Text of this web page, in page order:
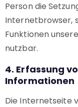
Person die
Internetbrowser,
Funktionen
nutzbar.
4. Erfassung
Informationen
Die Internetseite